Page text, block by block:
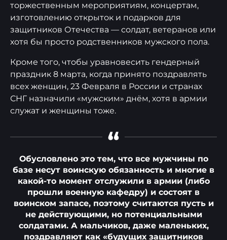
торжественным мероприятиям, концертам,
изготовлению открыток и подарков для
защитников Отечества — солдат, ветеранов или
хотя бы просто родственников мужского пола.
Кроме того, чтобы уравновесить гендерный
праздник 8 марта, когда принято поздравлять
всех женщин, 23 Февраля в России и странах
СНГ назначили «мужским» днём, хотя в армии
служат и женщины тоже.
“
Обусловлено это тем, что все мужчины по
базе несут воинскую обязанность и многие в
какой-то момент отслужили в армии (либо
прошли военную кафедру) и состоят в
воинском запасе, поэтому считаются пусть и
не действующими, но потенциальными
солдатами. А мальчиков, даже маленьких,
поздравляют как «будущих защитников